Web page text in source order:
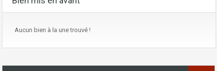
Aucun bien à la une trouvé !